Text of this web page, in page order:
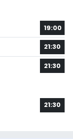
19:00
21:30
21:30
21:30